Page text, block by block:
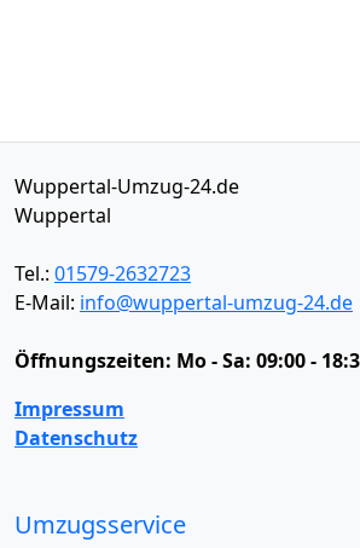
Wuppertal-Umzug-24.de
Wuppertal
Tel.: 01579-2632723
E-Mail: info@wuppertal-umzug-24.de
Öffnungszeiten: Mo - Sa: 09:00 -
Impressum
Datenschutz
Umzugsservice